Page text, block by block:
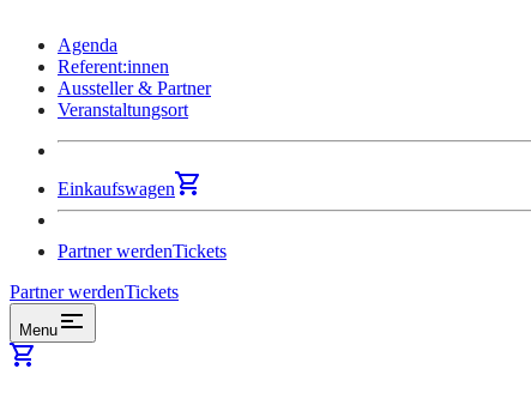
Agenda
Referent:innen
Aussteller & Partner
Veranstaltungsort
Einkaufswagen
Partner werdenTickets
Partner werdenTickets
Menu